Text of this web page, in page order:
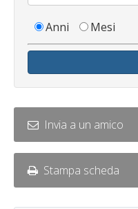
Anni Mesi
Invia a un amico
Stampa scheda